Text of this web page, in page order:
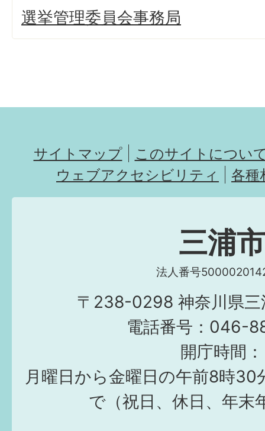
選挙管理委員会事務局
サイトマップ
このサイトについ
ウェブアクセシビリティ
各種
三浦市
法人番号
〒238-0298 神奈川県三
電話番号：046-
開庁時間：
月曜日から金曜日の午前8時30
で（祝日、休日、年末